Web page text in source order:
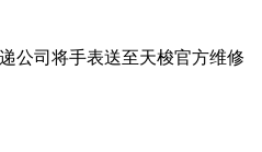
公司将手表送至天梭官方维修